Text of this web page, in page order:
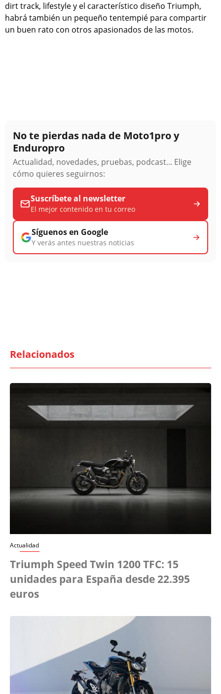
dirt track, lifestyle y el característico diseño Triumph,
habrá también un pequeño tentempié para compartir
un buen rato con otros apasionados de las motos.
No te pierdas nada de Moto1pro y
Enduropro
Actualidad, novedades, pruebas, podcast... Elige
cómo quieres seguirnos:
Suscríbete al newsletter
El mejor contenido en tu correo
Síguenos en Google
Y verás antes nuestras noticias
Relacionados
Actualidad
Triumph Speed Twin 1200 TFC: 15
unidades para España desde 22.395
euros